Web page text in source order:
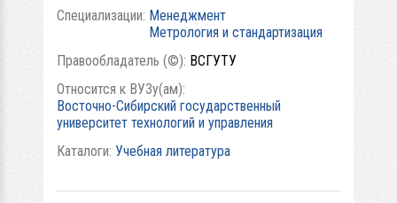
Специализации: Менеджмент
Метрология и стандартизация
Правообладатель (©): ВСГУТУ
Относится к ВУЗу(ам):
Восточно-Сибирский государственный
университет технологий и управления
Каталоги: Учебная литература